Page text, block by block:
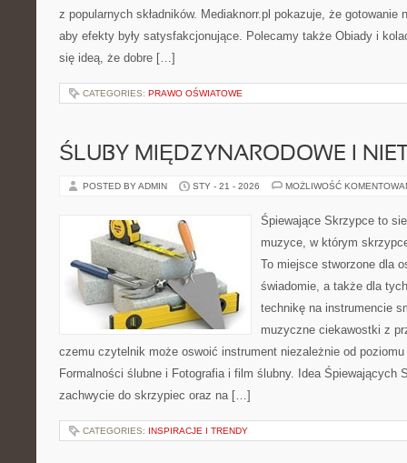
z popularnych składników. Mediaknorr.pl pokazuje, że gotowanie
aby efekty były satysfakcjonujące. Polecamy także Obiady i
się ideą, że dobre […]
CATEGORIES: PRAWO OŚWIATOWE
ŚLUBY MIĘDZYNARODOWE I
POSTED BY ADMIN STY - 21 - 2026 MOŻLIWOŚĆ
Śpiewające Skrzypce to
muzyce, w którym
To miejsce stworzone dla
świadomie, a także dla
technikę na instrumencie
muzyczne ciekawostki z
czemu czytelnik może oswoić instrument niezależnie od
Formalności ślubne i Fotografia i film ślubny. Idea Śpiewających
zachwycie do skrzypiec oraz na […]
CATEGORIES: INSPIRACJE I TRENDY